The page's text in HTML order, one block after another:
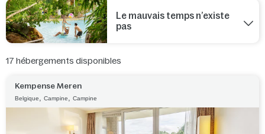
Le mauvais temps n’existe
pas
17 hébergements disponibles
Kempense Meren
Belgique, Campine, Campine